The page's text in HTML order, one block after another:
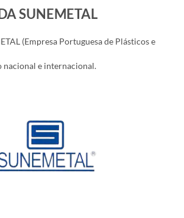
SUNEMETAL
(Empresa Portuguesa de Plásticos e
nacional e internacional.